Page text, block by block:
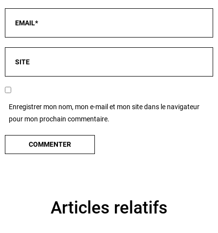
Enregistrer mon nom, mon e-mail et mon site dans le navigateur
pour mon prochain commentaire.
Articles relatifs